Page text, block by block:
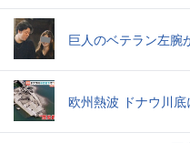
巨人のベテラン左腕
欧州熱波 ドナウ川